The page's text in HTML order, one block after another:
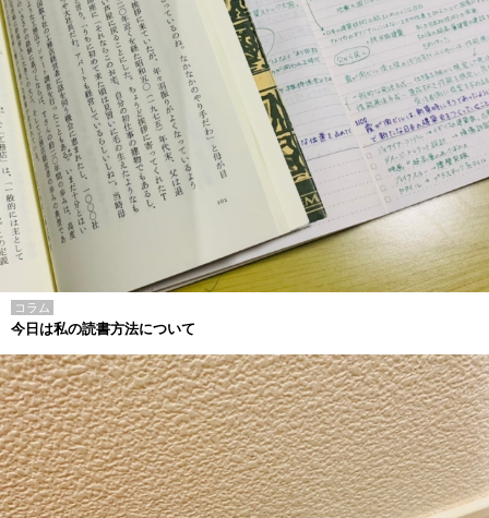
コラム
今日は私の読書方法について